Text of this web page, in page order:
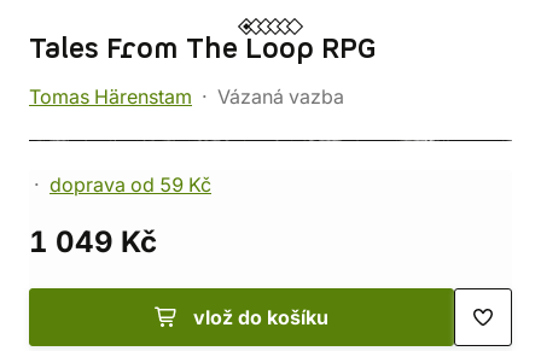
Tales From The Loop RPG
Tomas Härenstam Vázaná vazba
doprava od 59 Kč
1 049 Kč
vlož do košíku